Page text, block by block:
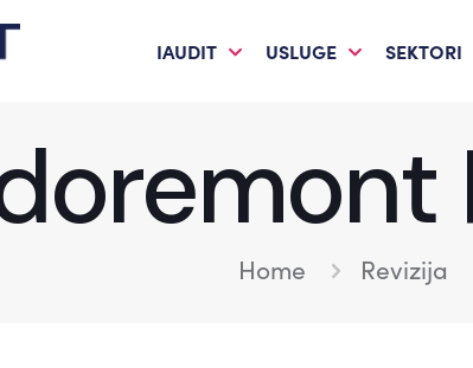
IAUDIT USLUGE SEKTORI
Home Revizija